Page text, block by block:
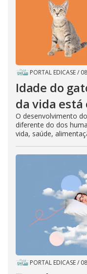
PORTAL EDICASE/
Idade do
da vida está
O desenvolvimento
diferente do dos
vida, saúde,
PORTAL EDICASE/